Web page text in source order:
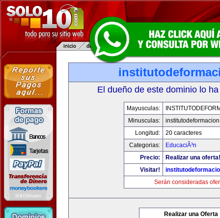
El dueño de este dominio lo
Mayusculas:
Minusculas:
Longitud:
20 caracteres
Categorias:
EducaciÃ³n
Precio:
Realizar una oferta!
Visitar!
Serán consideradas
Realizar una Oferta